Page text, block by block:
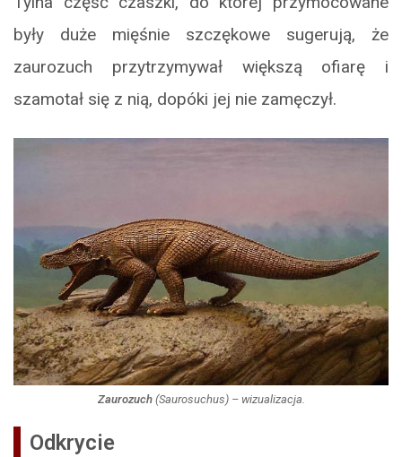
były duże mięśnie szczękowe sugerują, że
zaurozuch przytrzymywał większą ofiarę i
szamotał się z nią, dopóki jej nie zamęczył.
Zaurozuch(Saurosuchus) – wizualizacja.
Odkrycie